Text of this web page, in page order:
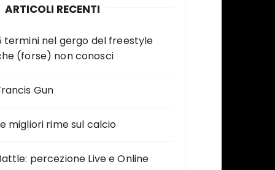
ARTICOLI RECENTI
termini nel gergo del freestyle
(forse) non conosci
Gun
migliori rime sul calcio
percezione Live e Online